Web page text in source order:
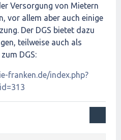
Versorgung von Mietern
vor allem aber auch einige
Der DGS bietet dazu
teilweise auch als
DGS:
franken.de/index.php?